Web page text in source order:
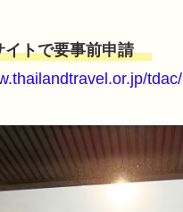
トで要事前申請
tdac/